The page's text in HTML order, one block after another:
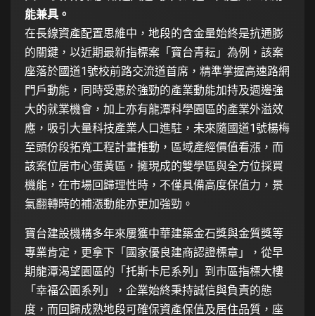
能兼具。
在長線資產配置思維中，地段的含金量始終是抗通膨
的關鍵，以近期最新指標案「寶台青耘」為例，該案
座落於國道1號校前路交流道首席，精準掌握高速路網
門戶動能，同時受惠於強勁的產業動能加持及週邊強
大的就業機會，加上亦有龍潭科學園區的產業外溢效
應，吸引大量科技產業人口進駐，未來隨國道1號楊梅
至頭份段拓寬工程計畫推動，區域產經價值看漲，而
該案位居市心蛋黃區，擁現成的雙學區與全方位採買
機能，在市場回歸理性時，不僅具備高度保值力，景
氣翻轉時的補漲動能亦更加強勁。
寶台建設機構多年來屢獲中華建築金石獎與金質獎等
專業肯定，更拿下「國家優良建商認證標章」，從早
期龍潭渴望園區的「托斯卡尼系列」到市區指標大樓
「幸福公園系列」，企業始終秉持誠信與負責的態
度，而回歸成熟地段可確保資產保值及居住品質，座